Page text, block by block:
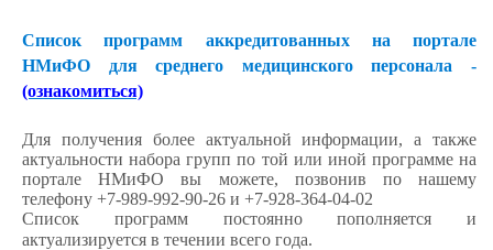
Список программ аккредитованных на портале
НМиФО для среднего медицинского персонала -
(ознакомиться)
Для получения более актуальной информации, а также
актуальности набора групп по той или иной программе на
портале НМиФО вы можете, позвонив по нашему
телефону +7-989-992-90-26 и +7-928-364-04-02
Список программ постоянно пополняется и
актуализируется в течении всего года.